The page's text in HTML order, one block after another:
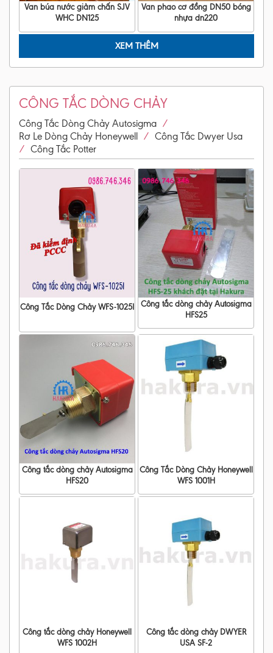
Van búa nước giảm chấn SJV
WHC DN125
Van phao cơ đồng DN50 bóng
nhựa dn220
XEM THÊM
CÔNG TẮC DÒNG CHẢY
Công Tắc Dòng Chảy Autosigma /
Rơ Le Dòng Chảy Honeywell / Công Tắc Dwyer Usa
/ Công Tắc Potter
Công Tắc Dòng Chảy WFS-1025I
Công tắc dòng chảy Autosigma
HFS25
Công tắc dòng chảy Autosigma
HFS20
Công Tắc Dòng Chảy Honeywell
WFS 1001H
Công tắc dòng chảy Honeywell
WFS 1002H
Công tắc dòng chảy DWYER
USA SF-2